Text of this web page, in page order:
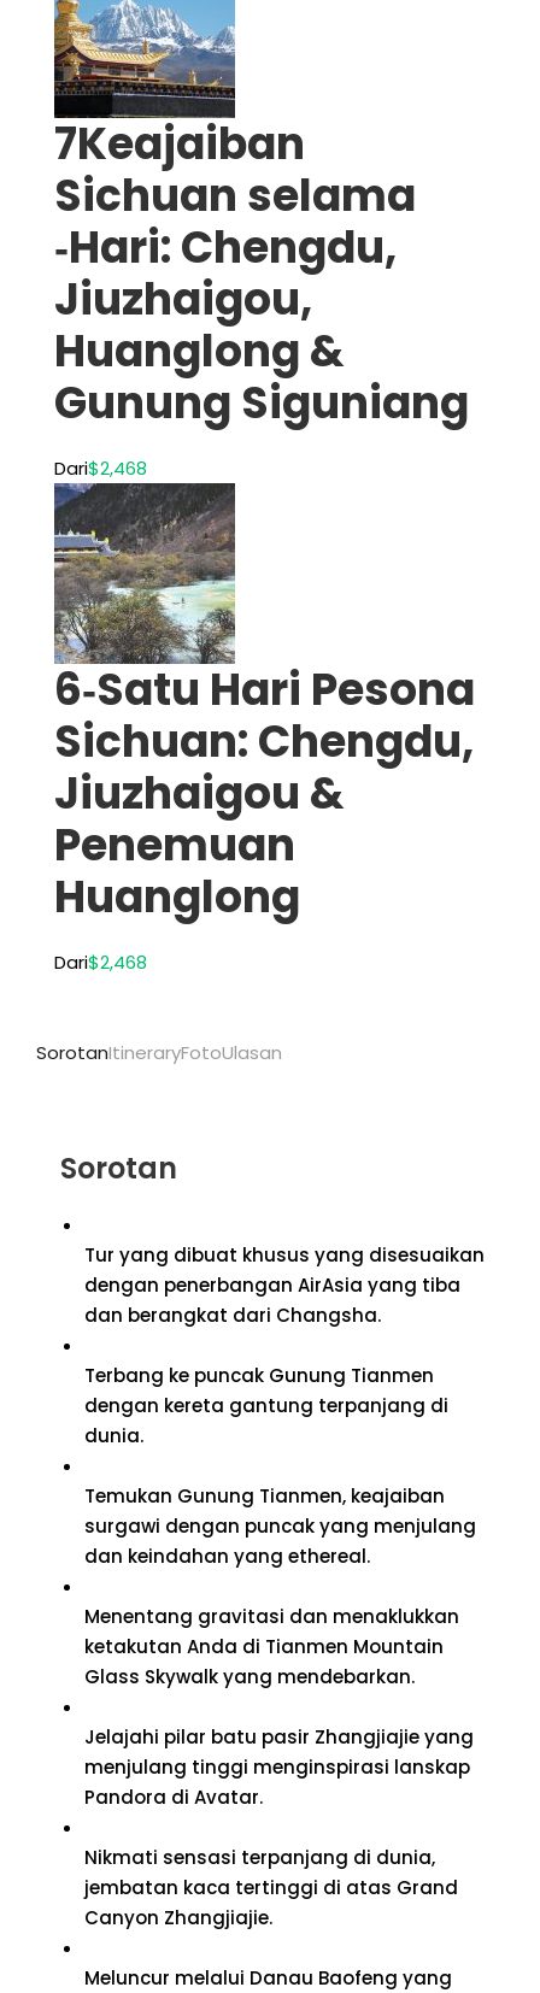
7Keajaiban
Sichuan selama
‑Hari: Chengdu,
Jiuzhaigou,
Huanglong &
Gunung Siguniang
Dari$2,468
6‑Satu Hari Pesona
Sichuan: Chengdu,
Jiuzhaigou &
Penemuan
Huanglong
Dari$2,468
SorotanItineraryFotoUlasan
Sorotan
Tur yang dibuat khusus yang disesuaikan
dengan penerbangan AirAsia yang tiba
dan berangkat dari Changsha.
Terbang ke puncak Gunung Tianmen
dengan kereta gantung terpanjang di
dunia.
Temukan Gunung Tianmen, keajaiban
surgawi dengan puncak yang menjulang
dan keindahan yang ethereal.
Menentang gravitasi dan menaklukkan
ketakutan Anda di Tianmen Mountain
Glass Skywalk yang mendebarkan.
Jelajahi pilar batu pasir Zhangjiajie yang
menjulang tinggi menginspirasi lanskap
Pandora di Avatar.
Nikmati sensasi terpanjang di dunia,
jembatan kaca tertinggi di atas Grand
Canyon Zhangjiajie.
Meluncur melalui Danau Baofeng yang